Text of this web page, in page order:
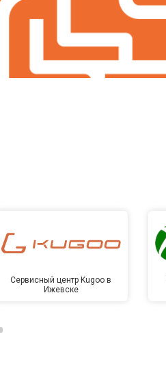
Сервисный центр Kugoo в
Ижевске